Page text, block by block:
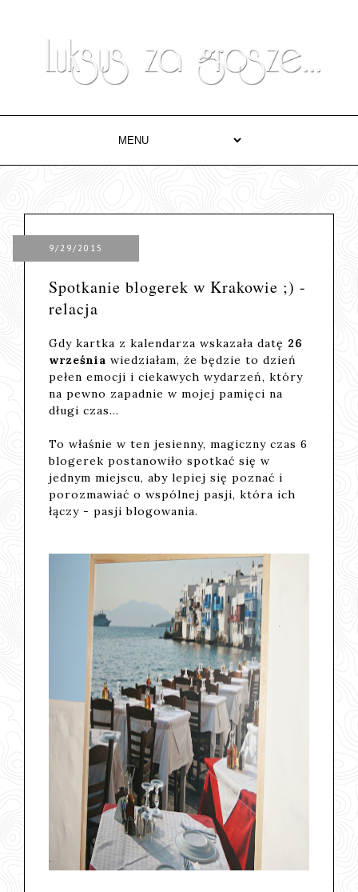
9/29/2015
Spotkanie blogerek w Krakowie ;) -
relacja
Gdy kartka z kalendarza wskazała datę 26
wrześniawiedziałam, że będzie to dzień
pełen emocji i ciekawych wydarzeń, który
na pewno zapadnie w mojej pamięci na
długi czas...
To właśnie w ten jesienny, magiczny czas 6
blogerek postanowiło spotkać się w
jednym miejscu, aby lepiej się poznać i
porozmawiać o wspólnej pasji, która ich
łączy - pasji blogowania.